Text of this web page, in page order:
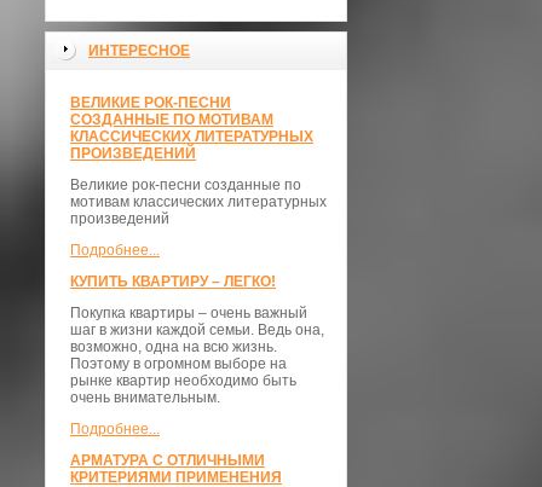
ИНТЕРЕСНОЕ
ВЕЛИКИЕ РОК-ПЕСНИ
СОЗДАННЫЕ ПО МОТИВАМ
КЛАССИЧЕСКИХ ЛИТЕРАТУРНЫХ
ПРОИЗВЕДЕНИЙ
Великие рок-песни созданные по
мотивам классических литературных
произведений
Подробнее...
КУПИТЬ КВАРТИРУ – ЛЕГКО!
Покупка квартиры – очень важный
шаг в жизни каждой семьи. Ведь она,
возможно, одна на всю жизнь.
Поэтому в огромном выборе на
рынке квартир необходимо быть
очень внимательным.
Подробнее...
АРМАТУРА С ОТЛИЧНЫМИ
КРИТЕРИЯМИ ПРИМЕНЕНИЯ